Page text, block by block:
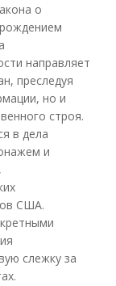
о
направляет
преследуя
но и
строя.
в дела
и
США.
слежку за